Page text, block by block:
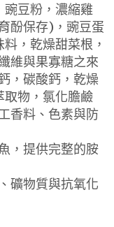
豆粉，濃縮雞
酚保存)，豌豆蛋
，乾燥甜菜根，
維與果寡糖之來
，碳酸鈣，乾燥
取物，氯化膽鹼
香料、色素與防
，提供完整的胺
礦物質與抗氧化